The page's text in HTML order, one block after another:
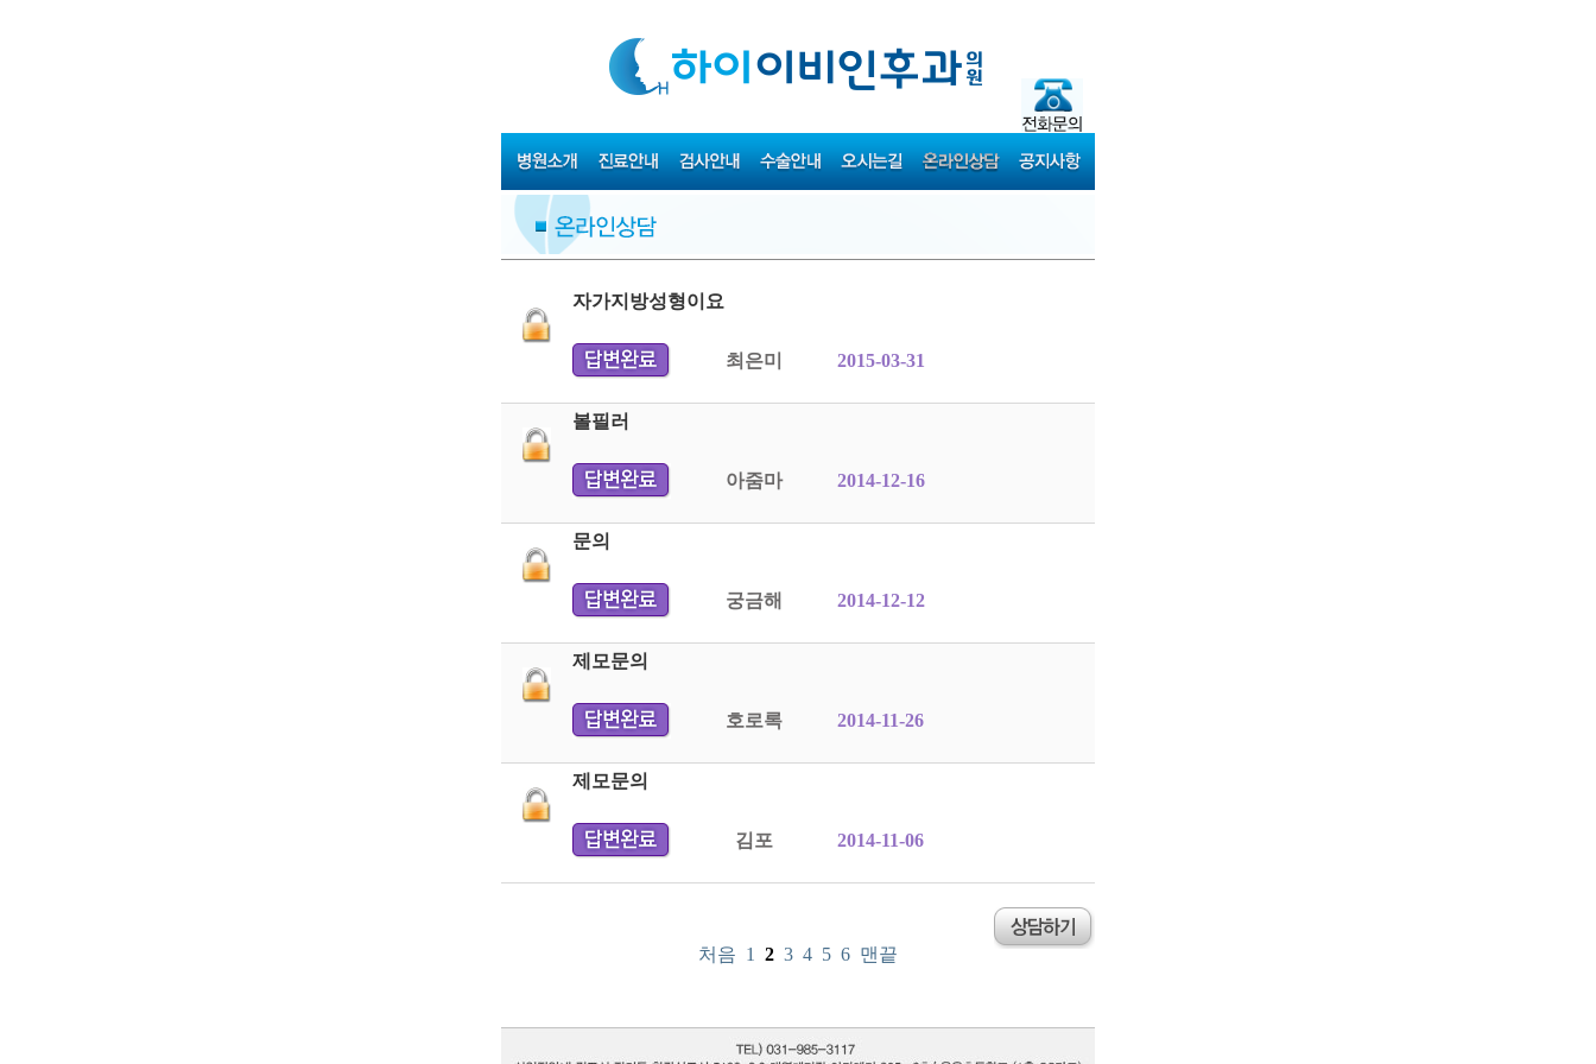
자가지방성형이요
최은미 2015-03-31
볼필러
아줌마 2014-12-16
문의
궁금해 2014-12-12
제모문의
호로록 2014-11-26
제모문의
김포 2014-11-06
처음 1 2 3 4 5 6 맨끝